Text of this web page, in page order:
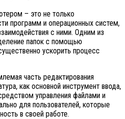
– это не только
программ и операционных систем,
с ними. Одним из
папок с помощью
ускорить процесс
часть редактирования
как основной инструмент ввода,
управления файлами и
для пользователей, которые
в своей работе.